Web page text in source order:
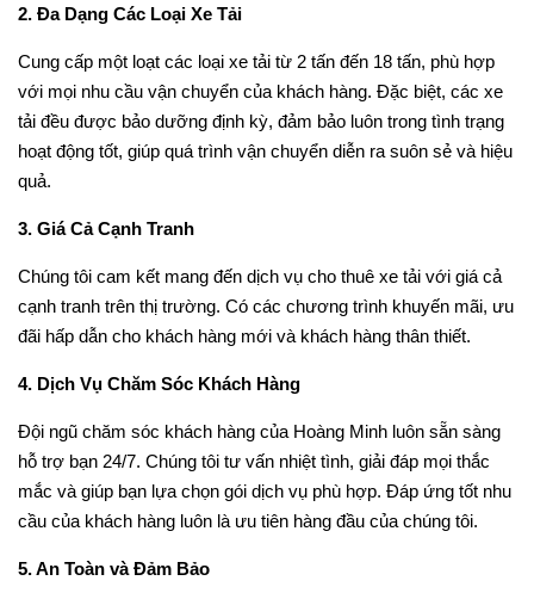
2. Đa Dạng Các Loại Xe Tải
Cung cấp một loạt các loại xe tải từ 2 tấn đến 18 tấn, phù hợp
với mọi nhu cầu vận chuyển của khách hàng. Đặc biệt, các xe
tải đều được bảo dưỡng định kỳ, đảm bảo luôn trong tình trạng
hoạt động tốt, giúp quá trình vận chuyển diễn ra suôn sẻ và hiệu
quả.
3. Giá Cả Cạnh Tranh
Chúng tôi cam kết mang đến dịch vụ cho thuê xe tải với giá cả
cạnh tranh trên thị trường. Có các chương trình khuyến mãi, ưu
đãi hấp dẫn cho khách hàng mới và khách hàng thân thiết.
4. Dịch Vụ Chăm Sóc Khách Hàng
Đội ngũ chăm sóc khách hàng của Hoàng Minh luôn sẵn sàng
hỗ trợ bạn 24/7. Chúng tôi tư vấn nhiệt tình, giải đáp mọi thắc
mắc và giúp bạn lựa chọn gói dịch vụ phù hợp. Đáp ứng tốt nhu
cầu của khách hàng luôn là ưu tiên hàng đầu của chúng tôi.
5. An Toàn và Đảm Bảo